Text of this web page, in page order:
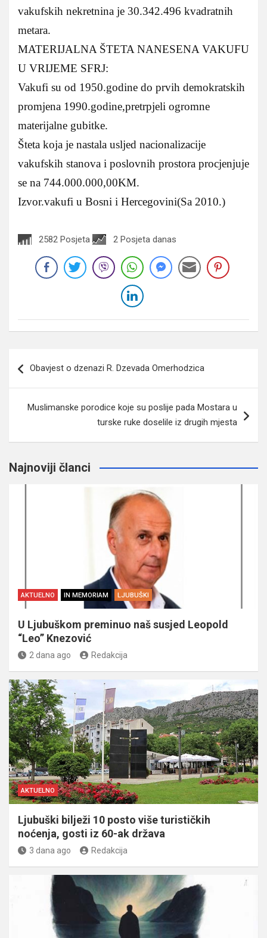
vakufskih nekretnina je 30.342.496 kvadratnih
metara.
MATERIJALNA ŠTETA NANESENA VAKUFU
U VRIJEME SFRJ:
Vakufi su od 1950.godine do prvih demokratskih
promjena 1990.godine,pretrpjeli ogromne
materijalne gubitke.
Šteta koja je nastala usljed nacionalizacije
vakufskih stanova i poslovnih prostora procjenjuje
se na 744.000.000,00KM.
Izvor.vakufi u Bosni i Hercegovini(Sa 2010.)
2582 Posjeta 2 Posjeta danas
članaka
Obavjest o dzenazi R. Dzevada Omerhodzica
Muslimanske porodice koje su poslije pada Mostara u
turske ruke doselile iz drugih mjesta
Najnoviji članci
AKTUELNO IN MEMORIAM LJUBUŠKI
U Ljubuškom preminuo naš susjed Leopold
“Leo” Knezović
2 dana ago Redakcija
AKTUELNO
Ljubuški bilježi 10 posto više turističkih
noćenja, gosti iz 60-ak država
3 dana ago Redakcija